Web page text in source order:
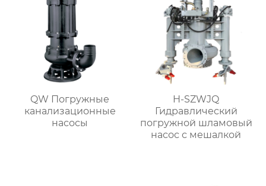
QW Погружные
канализационные
насосы
H-SZWJQ
Гидравлический
погружной шламовый
насос с мешалкой